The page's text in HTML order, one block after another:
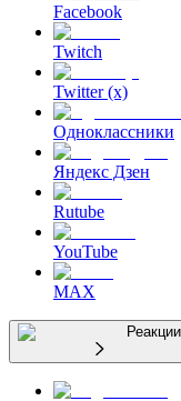
Facebook
Twitch
Twitter (x)
Одноклассники
Яндекс Дзен
Rutube
YouTube
MAX
Реакции